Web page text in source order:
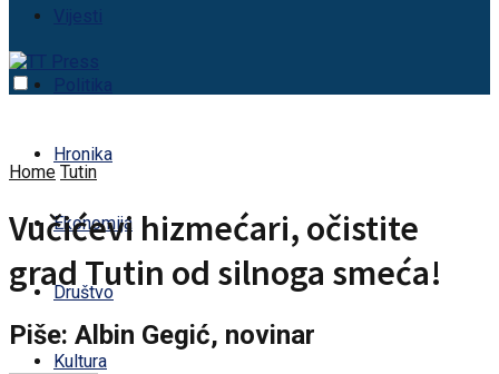
Vijesti
Politika
Hronika
Ekonomija
Društvo
Kultura
Home Tutin
Vučićevi hizmećari, očistite
grad Tutin od silnoga smeća!
Piše: Albin Gegić, novinar